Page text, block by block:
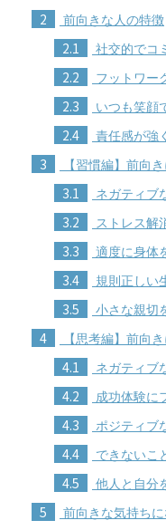
2 前向きな人の特徴
2.1 社交的でコ
2.2 フットワー
2.3 いつも笑顔
2.4 責任感が強
3 【習慣編】前向
3.1 ネガティブ
3.2 ストレス解
3.3 適度に身体
3.4 規則正しい
3.5 小さな親切
4 【思考編】前向
4.1 ネガティブ
4.2 成功体験に
4.3 ポジティブ
4.4 できないこ
4.5 他人と自分
5 前向きな気持ち